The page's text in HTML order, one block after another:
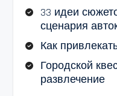
33 идеи
сценария
Как
Городской
развлечение